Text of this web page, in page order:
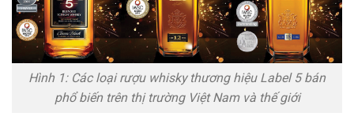
Hình 1: Các loại rượu whisky thương hiệu Label 5 bán
phổ biến trên thị trường Việt Nam và thế giới